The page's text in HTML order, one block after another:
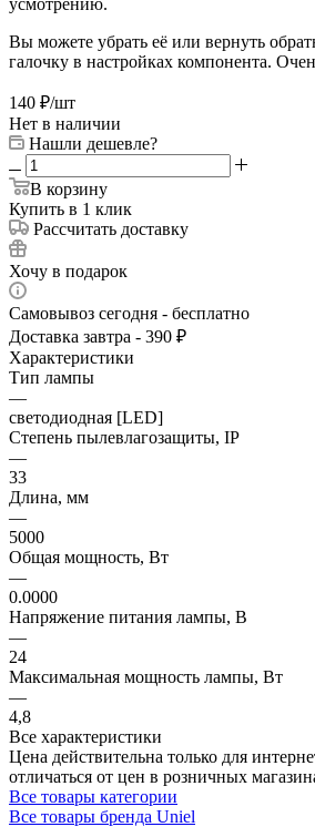
Вы можете убрать её или вернуть
галочку в настройках компонента.
140 ₽/шт
Нет в наличии
Нашли дешевле?
В корзину
Купить в 1 клик
Рассчитать доставку
Хочу в подарок
Самовывоз сегодня - бесплатно
Доставка завтра - 390 ₽
Характеристики
Тип лампы
—
светодиодная [LED]
Степень пылевлагозащиты, IP
—
33
Длина, мм
—
5000
Общая мощность, Вт
—
0.0000
Напряжение питания лампы, В
—
24
Максимальная мощность лампы, Вт
—
4,8
Все характеристики
Цена действительна только для
отличаться от цен в розничных
Все товары категории
Все товары бренда Uniel